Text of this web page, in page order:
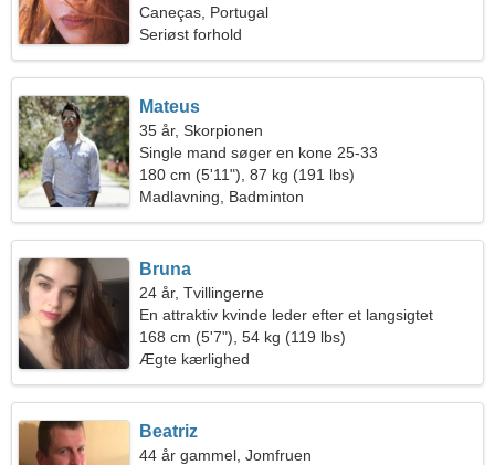
Caneças, Portugal
Seriøst forhold
Mateus
35 år, Skorpionen
Single mand søger en kone 25-33
180 cm (5'11"), 87 kg (191 lbs)
Madlavning, Badminton
Bruna
24 år, Tvillingerne
En attraktiv kvinde leder efter et langsigtet
forhold
168 cm (5'7"), 54 kg (119 lbs)
Ægte kærlighed
Beatriz
44 år gammel, Jomfruen